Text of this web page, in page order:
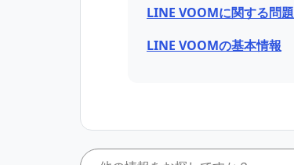
LINE VOOMに関する問題
LINE VOOMの基本情報